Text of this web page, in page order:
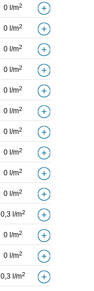
0 l/m2
0 l/m2
0 l/m2
0 l/m2
0 l/m2
0 l/m2
0 l/m2
0 l/m2
0 l/m2
0 l/m2
0,3 l/m2
0 l/m2
0 l/m2
0,3 l/m2